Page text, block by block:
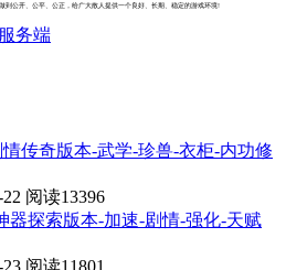
到公开、公平、公正，给广大散人提供一个良好、长期、稳定的游戏环境!
服务端
传奇版本-武学-珍兽-衣柜-内功修
阅读13396
器探索版本-加速-剧情-强化-天赋